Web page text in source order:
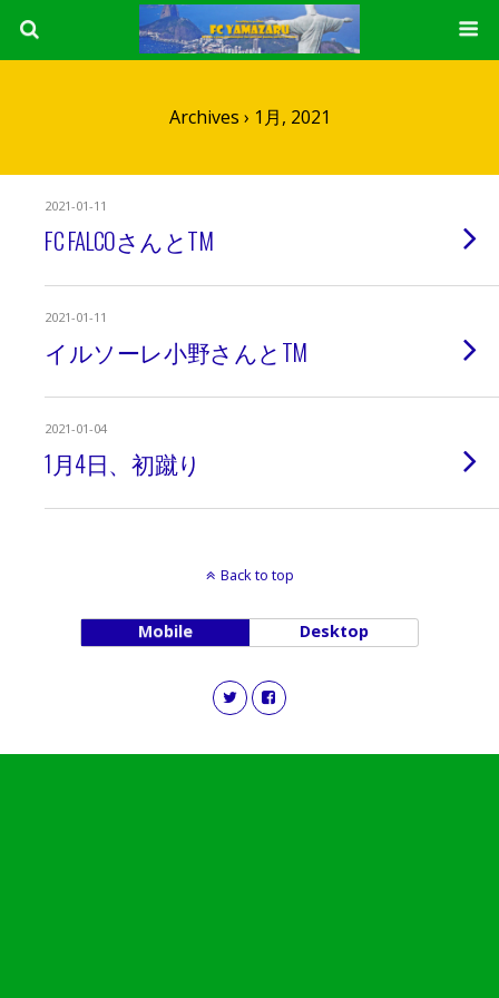
Archives › 1月, 2021
2021-01-11
FC FALCOさんとTM
2021-01-11
イルソーレ小野さんとTM
2021-01-04
1月4日、初蹴り
Back to top
Mobile Desktop